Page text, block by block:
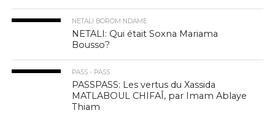
NETALI BOROM NDAME
NETALI: Qui était Soxna Mariama
Bousso?
PASS - PASS
PASSPASS: Les vertus du Xassida
MATLABOUL CHIFAÎ, par Imam Ablaye
Thiam